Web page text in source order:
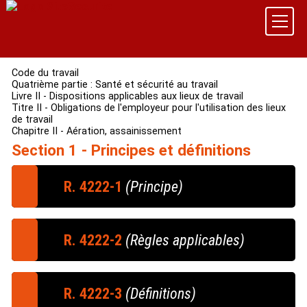
Code du travail
Quatrième partie : Santé et sécurité au travail
Livre II - Dispositions applicables aux lieux de travail
Titre II - Obligations de l'employeur pour l'utilisation des lieux
de travail
Chapitre II - Aération, assainissement
Section 1 - Principes et définitions
R. 4222-1 (Principe)
Dans les locaux fermés où les travailleurs sont
appelés à séjourner, l'air est renouvelé de façon à :
2° Eviter les élévations exagérées de température,
les odeurs désagréables et les condensations.
R. 4222-2 (Règles applicables)
Les règles applicables à l'aération, à la ventilation et à
l'assainissement des locaux sont fixées suivant la
nature et les caractéristiques de ces locaux.
R. 4222-3 (Définitions)